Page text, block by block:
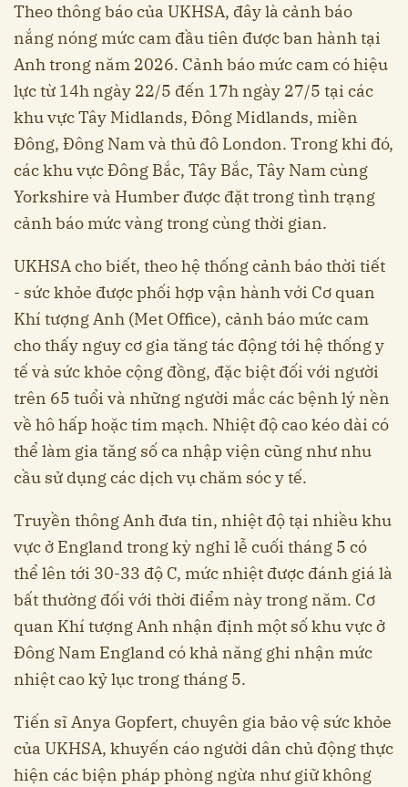
Theo thông báo của UKHSA, đây là cảnh báo
nắng nóng mức cam đầu tiên được ban hành tại
Anh trong năm 2026. Cảnh báo mức cam có hiệu
lực từ 14h ngày 22/5 đến 17h ngày 27/5 tại các
khu vực Tây Midlands, Đông Midlands, miền
Đông, Đông Nam và thủ đô London. Trong khi đó,
các khu vực Đông Bắc, Tây Bắc, Tây Nam cùng
Yorkshire và Humber được đặt trong tình trạng
cảnh báo mức vàng trong cùng thời gian.
UKHSA cho biết, theo hệ thống cảnh báo thời tiết
- sức khỏe được phối hợp vận hành với Cơ quan
Khí tượng Anh (Met Office), cảnh báo mức cam
cho thấy nguy cơ gia tăng tác động tới hệ thống y
tế và sức khỏe cộng đồng, đặc biệt đối với người
trên 65 tuổi và những người mắc các bệnh lý nền
về hô hấp hoặc tim mạch. Nhiệt độ cao kéo dài có
thể làm gia tăng số ca nhập viện cũng như nhu
cầu sử dụng các dịch vụ chăm sóc y tế.
Truyền thông Anh đưa tin, nhiệt độ tại nhiều khu
vực ở England trong kỳ nghỉ lễ cuối tháng 5 có
thể lên tới 30-33 độ C, mức nhiệt được đánh giá là
bất thường đối với thời điểm này trong năm. Cơ
quan Khí tượng Anh nhận định một số khu vực ở
Đông Nam England có khả năng ghi nhận mức
nhiệt cao kỷ lục trong tháng 5.
Tiến sĩ Anya Gopfert, chuyên gia bảo vệ sức khỏe
của UKHSA, khuyến cáo người dân chủ động thực
hiện các biện pháp phòng ngừa như giữ không